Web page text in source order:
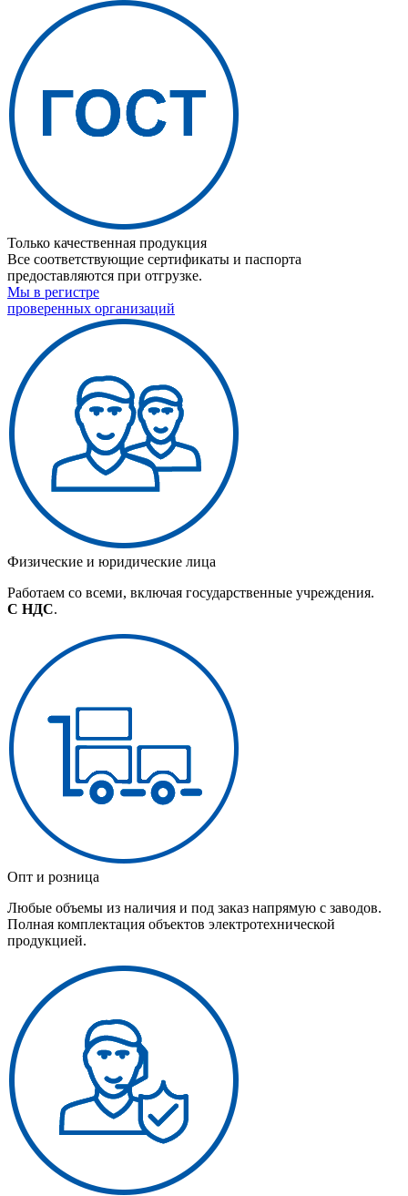
Только качественная продукция
Все соответствующие сертификаты и паспорта
предоставляются при отгрузке.
Мы в регистре
проверенных организаций
Физические и юридические лица
Работаем со всеми, включая государственные учреждения.
С НДС.
Опт и розница
Любые объемы из наличия и под заказ напрямую с заводов.
Полная комплектация объектов электротехнической
продукцией.